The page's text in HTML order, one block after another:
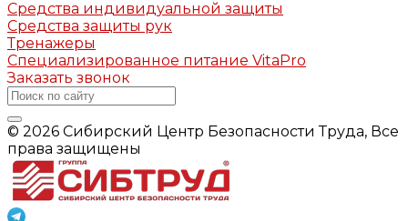
Средства индивидуальной защиты
Средства защиты рук
Тренажеры
Специализированное питание VitaPro
Заказать звонок
© 2026 Сибирский Центр Безопасности Труда, Все
права защищены